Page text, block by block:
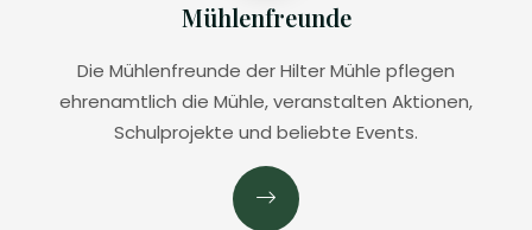
Mühlenfreunde
Die Mühlenfreunde der Hilter Mühle pflegen
ehrenamtlich die Mühle, veranstalten Aktionen,
Schulprojekte und beliebte Events.